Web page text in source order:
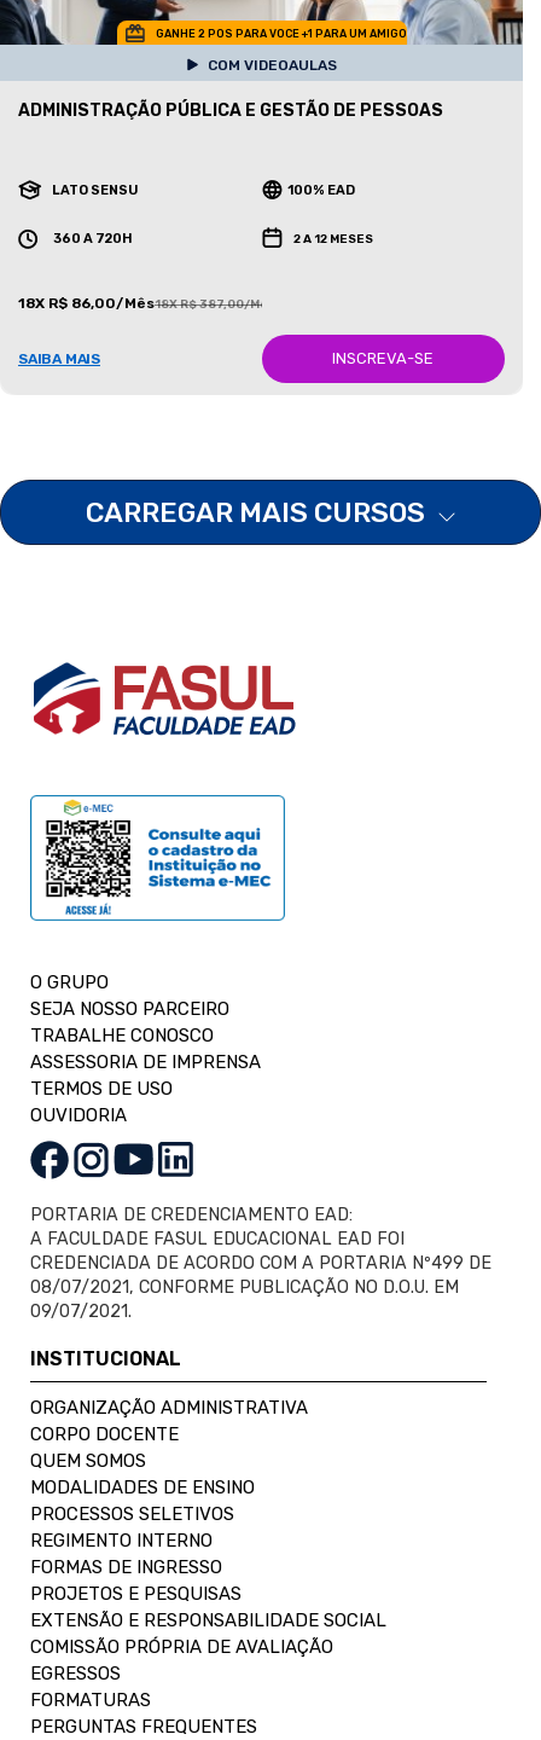
GANHE 2 POS PARA VOCE +1 PARA UM AMIGO
COM VIDEOAULAS
ADMINISTRAÇÃO PÚBLICA E GESTÃO DE PESSOAS
LATO SENSU 100% EAD
360 A 720H 2 A 12 MESES
18X R$ 86,00/Mês18X R$ 387,00/Mês
SAIBA MAIS INSCREVA-SE
CARREGAR MAIS CURSOS
O GRUPO
SEJA NOSSO PARCEIRO
TRABALHE CONOSCO
ASSESSORIA DE IMPRENSA
TERMOS DE USO
OUVIDORIA
PORTARIA DE CREDENCIAMENTO EAD:
A FACULDADE FASUL EDUCACIONAL EAD FOI
CREDENCIADA DE ACORDO COM A PORTARIA Nº499 DE
08/07/2021, CONFORME PUBLICAÇÃO NO D.O.U. EM
09/07/2021.
INSTITUCIONAL
ORGANIZAÇÃO ADMINISTRATIVA
CORPO DOCENTE
QUEM SOMOS
MODALIDADES DE ENSINO
PROCESSOS SELETIVOS
REGIMENTO INTERNO
FORMAS DE INGRESSO
PROJETOS E PESQUISAS
EXTENSÃO E RESPONSABILIDADE SOCIAL
COMISSÃO PRÓPRIA DE AVALIAÇÃO
EGRESSOS
FORMATURAS
PERGUNTAS FREQUENTES